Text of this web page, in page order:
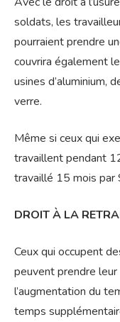
soldats, les
pourraient prendre
couvrira également
usines d’aluminium,
verre.
Même si ceux qui
travaillent pendant
travaillé 15 mois par
DROIT À LA
Ceux qui occupent
peuvent prendre
l’augmentation du
temps